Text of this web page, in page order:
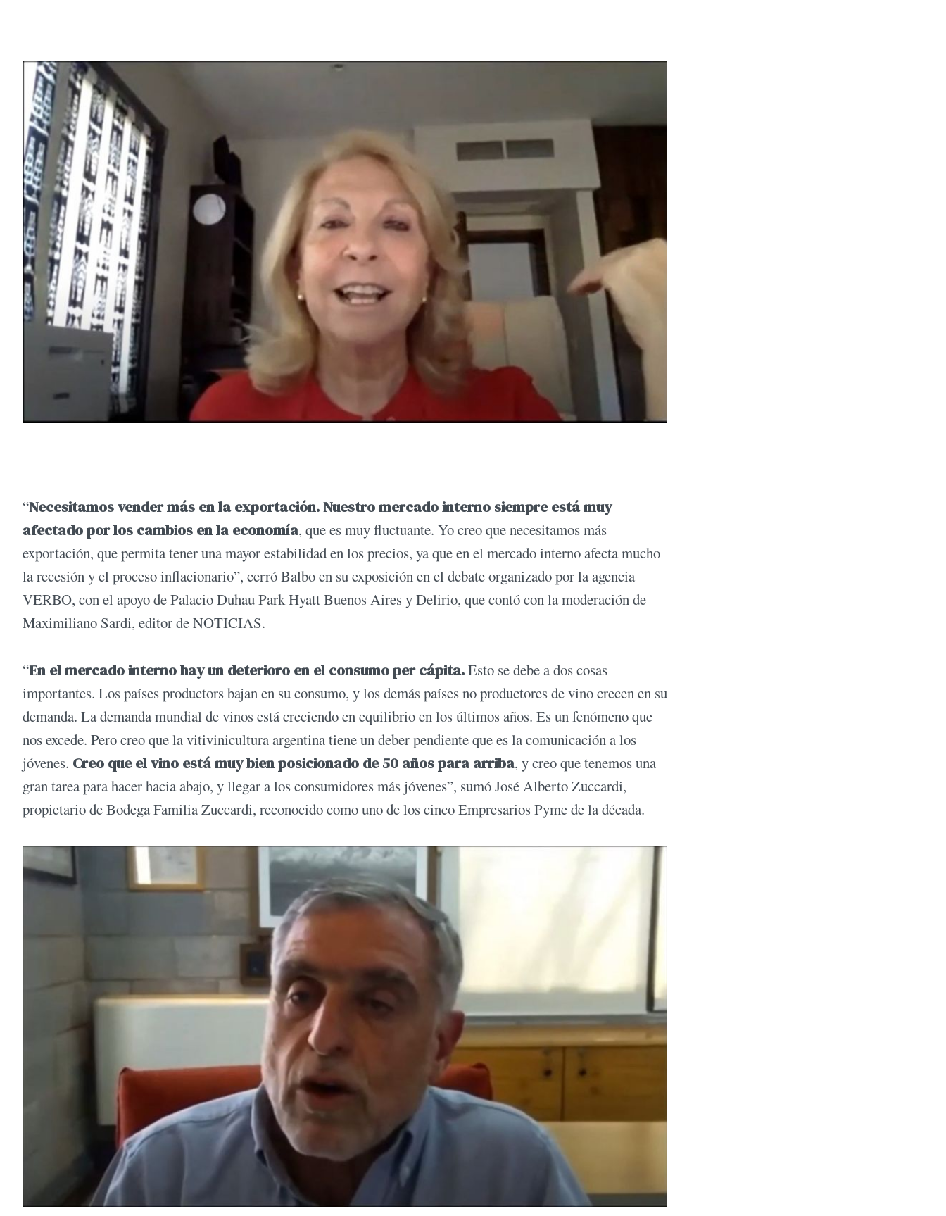
“Necesitamos vender más en la exportación. Nuestro mercado interno siempre está muy
afectado por los cambios en la economía, que es muy fluctuante. Yo creo que necesitamos más
exportación, que permita tener una mayor estabilidad en los precios, ya que en el mercado interno afecta mucho
la recesión y el proceso inflacionario”, cerró Balbo en su exposición en el debate organizado por la agencia
VERBO, con el apoyo de Palacio Duhau Park Hyatt Buenos Aires y Delirio, que contó con la moderación de
Maximiliano Sardi, editor de NOTICIAS.
“En el mercado interno hay un deterioro en el consumo per cápita.Esto se debe a dos cosas
importantes. Los países productors bajan en su consumo, y los demás países no productores de vino crecen en su
demanda. La demanda mundial de vinos está creciendo en equilibrio en los últimos años. Es un fenómeno que
nos excede. Pero creo que la vitivinicultura argentina tiene un deber pendiente que es la comunicación a los
jóvenes. Creo que el vino está muy bien posicionado de 50 años para arriba, y creo que tenemos una
gran tarea para hacer hacia abajo, y llegar a los consumidores más jóvenes”, sumó José Alberto Zuccardi,
propietario de Bodega Familia Zuccardi, reconocido como uno de los cinco Empresarios Pyme de la década.